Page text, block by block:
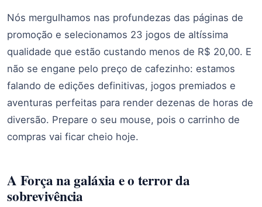
Nós mergulhamos nas profundezas das páginas de
promoção e selecionamos 23 jogos de altíssima
qualidade que estão custando menos de R$ 20,00. E
não se engane pelo preço de cafezinho: estamos
falando de edições definitivas, jogos premiados e
aventuras perfeitas para render dezenas de horas de
diversão. Prepare o seu mouse, pois o carrinho de
compras vai ficar cheio hoje.
A Força na galáxia e o terror da
sobrevivência